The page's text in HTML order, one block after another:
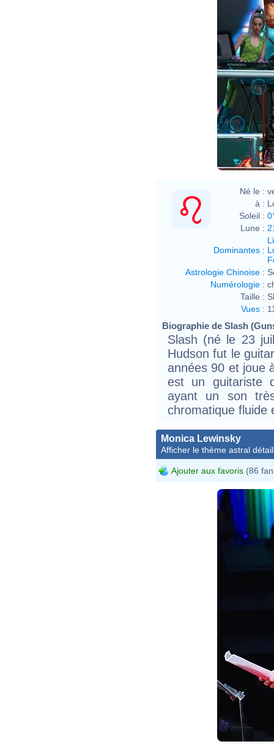
Né le :
à :
Soleil :
Lune :
Dominantes :
Astrologie Chinoise :
Numérologie :
Taille :
Vues :
Biographie de Slash
Slash (né le 23
Hudson fut le
années 90 et joue
est un guitariste
ayant un son
chromatique fluide
Monica Lewinsky
Afficher le thème astral
Ajouter aux favoris (86